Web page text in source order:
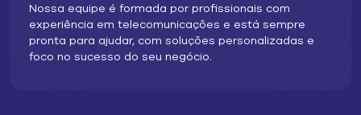
Nossa equipe é formada por profissionais com
experiência em telecomunicações e está sempre
pronta para ajudar, com soluções personalizadas e
foco no sucesso do seu negócio.​